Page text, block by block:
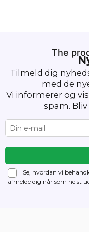
The
Tilmeld dig
med de
Vi informerer og
spam.
Se, hvordan vi
afmelde dig når som helst